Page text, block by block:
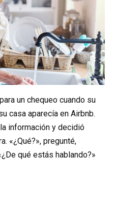
un chequeo cuando su
casa aparecía en Airbnb.
información y decidió
«¿Qué?», pregunté,
qué estás hablando?»